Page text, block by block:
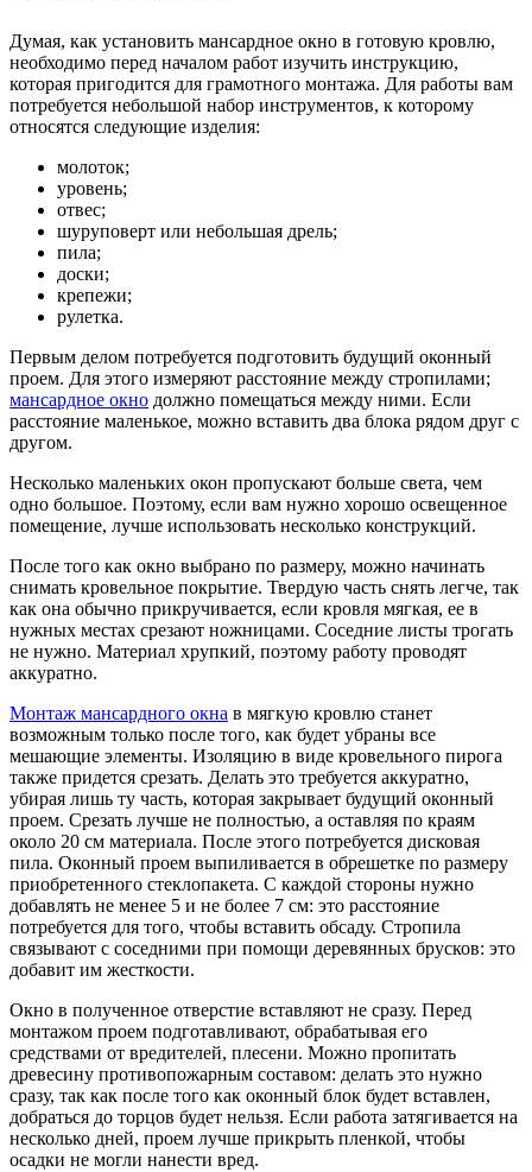
Думая, как установить мансардное окно в готовую кровлю,
необходимо перед началом работ изучить инструкцию,
которая пригодится для грамотного монтажа. Для работы вам
потребуется небольшой набор инструментов, к которому
относятся следующие изделия:
молоток;
уровень;
отвес;
шуруповерт или небольшая дрель;
пила;
доски;
крепежи;
рулетка.
Первым делом потребуется подготовить будущий оконный
проем. Для этого измеряют расстояние между стропилами;
мансардное окно должно помещаться между ними. Если
расстояние маленькое, можно вставить два блока рядом друг с
другом.
Несколько маленьких окон пропускают больше света, чем
одно большое. Поэтому, если вам нужно хорошо освещенное
помещение, лучше использовать несколько конструкций.
После того как окно выбрано по размеру, можно начинать
снимать кровельное покрытие. Твердую часть снять легче, так
как она обычно прикручивается, если кровля мягкая, ее в
нужных местах срезают ножницами. Соседние листы трогать
не нужно. Материал хрупкий, поэтому работу проводят
аккуратно.
Монтаж мансардного окна в мягкую кровлю станет
возможным только после того, как будет убраны все
мешающие элементы. Изоляцию в виде кровельного пирога
также придется срезать. Делать это требуется аккуратно,
убирая лишь ту часть, которая закрывает будущий оконный
проем. Срезать лучше не полностью, а оставляя по краям
около 20 см материала. После этого потребуется дисковая
пила. Оконный проем выпиливается в обрешетке по размеру
приобретенного стеклопакета. С каждой стороны нужно
добавлять не менее 5 и не более 7 см: это расстояние
потребуется для того, чтобы вставить обсаду. Стропила
связывают с соседними при помощи деревянных брусков: это
добавит им жесткости.
Окно в полученное отверстие вставляют не сразу. Перед
монтажом проем подготавливают, обрабатывая его
средствами от вредителей, плесени. Можно пропитать
древесину противопожарным составом: делать это нужно
сразу, так как после того как оконный блок будет вставлен,
добраться до торцов будет нельзя. Если работа затягивается на
несколько дней, проем лучше прикрыть пленкой, чтобы
осадки не могли нанести вред.